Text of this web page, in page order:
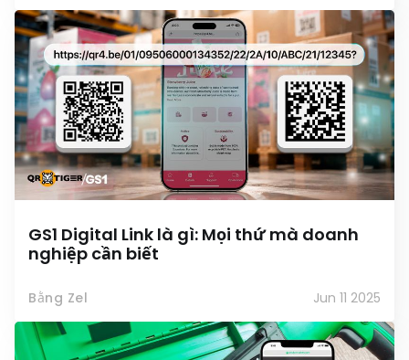
GS1 Digital Link là gì: Mọi thứ mà doanh
nghiệp cần biết
Bằng Zel Jun 11 2025